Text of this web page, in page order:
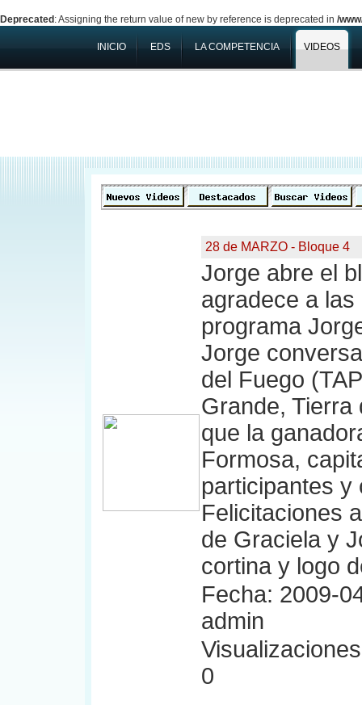
Deprecated : Assigning the return value of new by reference is deprecated in /
INICIO EDS LA COMPETENCIA VIDEOS
28 de MARZO - Bloque 4
Jorge abre el
agradece a
programa
Jorge
del Fuego
Grande, Tierra
que la
Formosa,
participantes y
Felicitaciones
de Graciela y
cortina y logo
Fecha: 2009-
admin
0